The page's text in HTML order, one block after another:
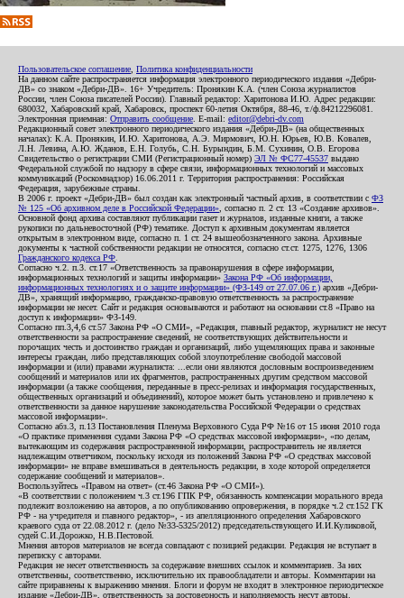
Пользовательское соглашение Политика конфиденциальности
На данном сайте распространяется информация электронного периодического издания «Дебри-
ДВ» со знаком «Дебри-ДВ». 16+ Учредитель: Пронякин К.А. (член Союза журналистов
России, член Союза писателей России). Главный редактор: Харитонова И.Ю. Адрес редакции:
680032, Хабаровский край, Хабаровск, проспект 60-летия Октября, 88-46, т./ф.84212296081.
Электронная приемная: Отправить сообщение . E-mail: editor@debri-dv.com
Редакционный совет электронного периодического издания «Дебри-ДВ» (на общественных
началах): К.А. Пронякин, И.Ю. Харитонова, А.Э. Мирмович, Ю.Н. Юрьев, Ю.В. Ковалев,
Л.Н. Левина, А.Ю. Жданов, Е.Н. Голубь, С.Н. Бурындин, Б.М. Сухинин, О.В. Егорова
Свидетельство о регистрации СМИ (Регистрационный номер) ЭЛ № ФС77-45537 выдано
Федеральной службой по надзору в сфере связи, информационных технологий и массовых
коммуникаций (Роскомнадзор) 16.06.2011 г. Территория распространения: Российская
Федерация, зарубежные страны.
В 2006 г. проект «Дебри-ДВ» был создан как электронный частный архив, в соответствии с ФЗ
№ 125 «Об архивном деле в Российской Федерации» , согласно п. 2 ст. 13 «Создание архивов».
Основной фонд архива составляют публикации газет и журналов, изданные книги, а также
рукописи по дальневосточной (РФ) тематике. Доступ к архивным документам является
открытым в электронном виде, согласно п. 1 ст. 24 вышеобозначенного закона. Архивные
документы к частной собственности редакции не относятся, согласно ст.ст. 1275, 1276, 1306
Гражданского кодекса РФ
Согласно ч.2. п.3. ст.17 «Ответственность за правонарушения в сфере информации,
информационных технологий и защиты информации» Закона РФ «Об информации,
информационных технологиях и о защите информации» (ФЗ-149 от 27.07.06 г.) архив «Дебри-
ДВ», хранящий информацию, гражданско-правовую ответственность за распространение
информации не несет. Сайт и редакция основываются и работают на основании ст.8 «Право на
доступ к информации» ФЗ-149.
Согласно пп.3,4,6 ст.57 Закона РФ «О СМИ», «Редакция, главный редактор, журналист не несут
ответственности за распространение сведений, не соответствующих действительности и
порочащих честь и достоинство граждан и организаций, либо ущемляющих права и законные
интересы граждан, либо представляющих собой злоупотребление свободой массовой
информации и (или) правами журналиста: ...если они являются дословным воспроизведением
сообщений и материалов или их фрагментов, распространенных другим средством массовой
информации (а также сообщения, переданные в пресс-релизах и информация государственных,
общественных организаций и объединений), которое может быть установлено и привлечено к
ответственности за данное нарушение законодательства Российской Федерации о средствах
массовой информации».
Согласно абз.3, п.13 Постановления Пленума Верховного Суда РФ №16 от 15 июня 2010 года
«О практике применения судами Закона РФ «О средствах массовой информации», «по делам,
вытекающим из содержания распространенной информации, распространитель не является
надлежащим ответчиком, поскольку исходя из положений Закона РФ «О средствах массовой
информации» не вправе вмешиваться в деятельность редакции, в ходе которой определяется
содержание сообщений и материалов».
Воспользуйтесь «Правом на ответ» (ст.46 Закона РФ «О СМИ»).
«В соответствии с положением ч.3 ст.196 ГПК РФ, обязанность компенсации морального вреда
подлежит возложению на авторов, а по опубликованию опровержения, в порядке ч.2 ст.152 ГК
РФ - на учредителя и главного редактор», - из апелляционного определения Хабаровского
краевого суда от 22.08.2012 г. (дело №33-5325/2012) председательствующего И.И.Куликовой,
судей С.И.Дорожко, Н.В.Пестовой.
Мнения авторов материалов не всегда совпадают с позицией редакции. Редакция не вступает в
переписку с авторами.
Редакция не несет ответственность за содержание внешних ссылок и комментариев. За них
ответственны, соответственно, исключительно их правообладатели и авторы. Комментарии на
сайте приравнены к выражению мнения. Блоги и форум не входят в электронное периодическое
издание «Дебри-ДВ», ответственность за достоверность и наполняемость несут авторы.